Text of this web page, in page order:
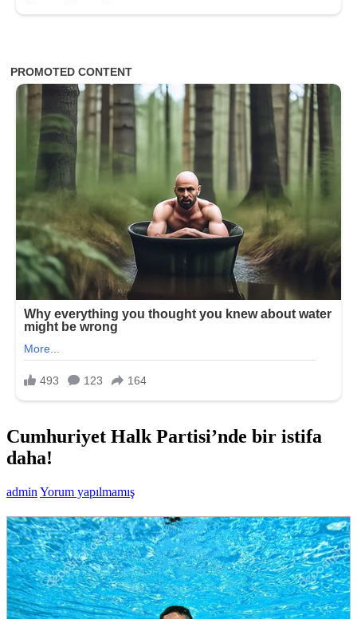
Cumhuriyet Halk Partisi’nde bir istifa
daha!
admin Yorum yapılmamış